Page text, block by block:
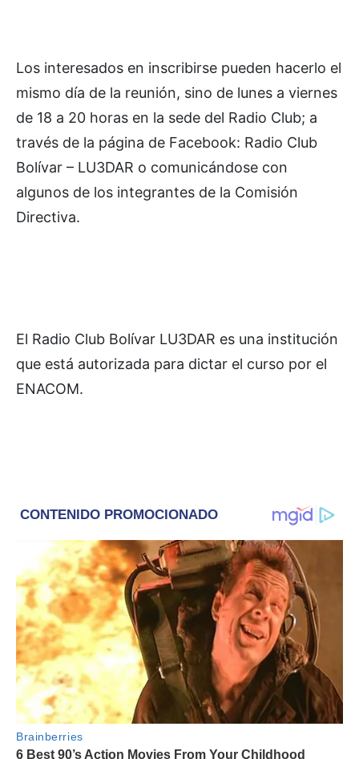
Los interesados en inscribirse pueden hacerlo el
mismo día de la reunión, sino de lunes a viernes
de 18 a 20 horas en la sede del Radio Club; a
través de la página de Facebook: Radio Club
Bolívar – LU3DAR o comunicándose con
algunos de los integrantes de la Comisión
Directiva.
El Radio Club Bolívar LU3DAR es una institución
que está autorizada para dictar el curso por el
ENACOM.